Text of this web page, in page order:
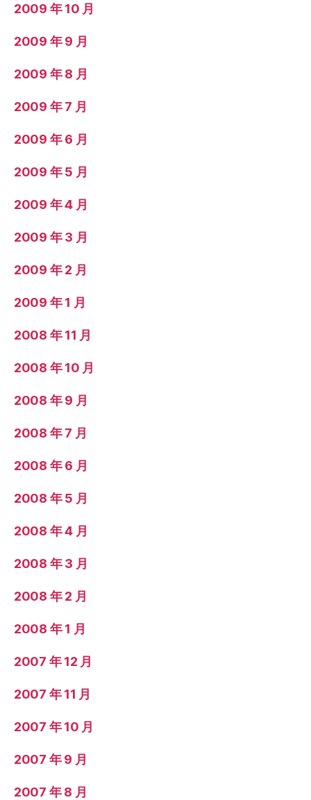
2009 年 10 月
2009 年 9 月
2009 年 8 月
2009 年 7 月
2009 年 6 月
2009 年 5 月
2009 年 4 月
2009 年 3 月
2009 年 2 月
2009 年 1 月
2008 年 11 月
2008 年 10 月
2008 年 9 月
2008 年 7 月
2008 年 6 月
2008 年 5 月
2008 年 4 月
2008 年 3 月
2008 年 2 月
2008 年 1 月
2007 年 12 月
2007 年 11 月
2007 年 10 月
2007 年 9 月
2007 年 8 月